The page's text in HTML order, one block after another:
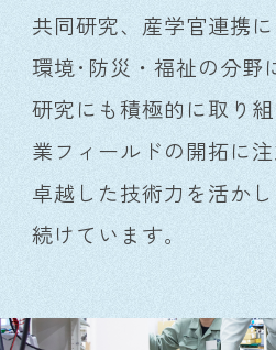
共同研究、産学官連携
環境･防災・福祉の分野
研究にも積極的に取り
業フィールドの開拓に
卓越した技術力を活か
続けています。